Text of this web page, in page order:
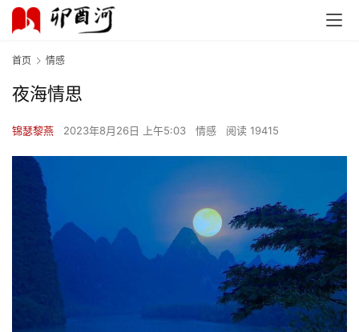
首页 情感
夜海情思
锦瑟黎燕 2023年8月26日 上午5:03 情感 阅读 19415